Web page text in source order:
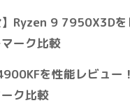
】Ryzen 9 7950X3Dを
ーク比較
を性能レビュー
ク比較